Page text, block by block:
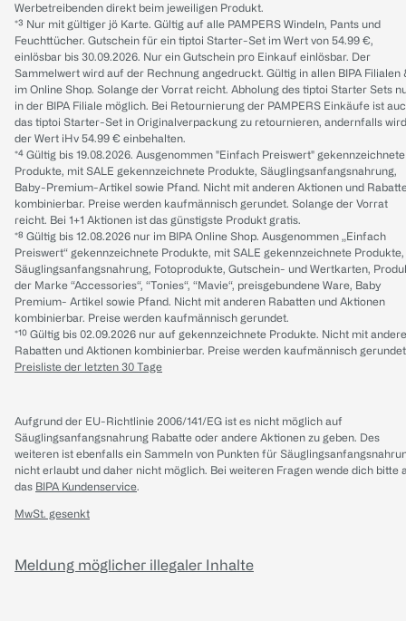
Werbetreibenden direkt beim jeweiligen Produkt.
*³ Nur mit gültiger jö Karte. Gültig auf alle PAMPERS Windeln, Pants und
Feuchttücher. Gutschein für ein tiptoi Starter-Set im Wert von 54.99 €,
einlösbar bis 30.09.2026. Nur ein Gutschein pro Einkauf einlösbar. Der
Sammelwert wird auf der Rechnung angedruckt. Gültig in allen BIPA Filialen
im Online Shop. Solange der Vorrat reicht. Abholung des tiptoi Starter Sets
in der BIPA Filiale möglich. Bei Retournierung der PAMPERS Einkäufe ist
das tiptoi Starter-Set in Originalverpackung zu retournieren, andernfalls wird
der Wert iHv 54.99 € einbehalten.
*⁴ Gültig bis 19.08.2026. Ausgenommen "Einfach Preiswert" gekennzeichnete
Produkte, mit SALE gekennzeichnete Produkte, Säuglingsanfangsnahrung,
Baby-Premium-Artikel sowie Pfand. Nicht mit anderen Aktionen und
kombinierbar. Preise werden kaufmännisch gerundet. Solange der Vorrat
reicht. Bei 1+1 Aktionen ist das günstigste Produkt gratis.
*⁸ Gültig bis 12.08.2026 nur im BIPA Online Shop. Ausgenommen „Einfach
Preiswert“ gekennzeichnete Produkte, mit SALE gekennzeichnete Produkte,
Säuglingsanfangsnahrung, Fotoprodukte, Gutschein- und Wertkarten,
der Marke “Accessories“, “Tonies“, “Mavie“, preisgebundene Ware, Baby
Premium- Artikel sowie Pfand. Nicht mit anderen Rabatten und Aktionen
kombinierbar. Preise werden kaufmännisch gerundet.
*¹⁰ Gültig bis 02.09.2026 nur auf gekennzeichnete Produkte. Nicht mit
Rabatten und Aktionen kombinierbar. Preise werden kaufmännisch
Preisliste der letzten 30 Tage
Aufgrund der EU-Richtlinie 2006/141/EG ist es nicht möglich auf
Säuglingsanfangsnahrung Rabatte oder andere Aktionen zu geben. Des
weiteren ist ebenfalls ein Sammeln von Punkten für
nicht erlaubt und daher nicht möglich. Bei weiteren Fragen wende dich bitte
das BIPA Kundenservice.
MwSt. gesenkt
Meldung möglicher illegaler Inhalte